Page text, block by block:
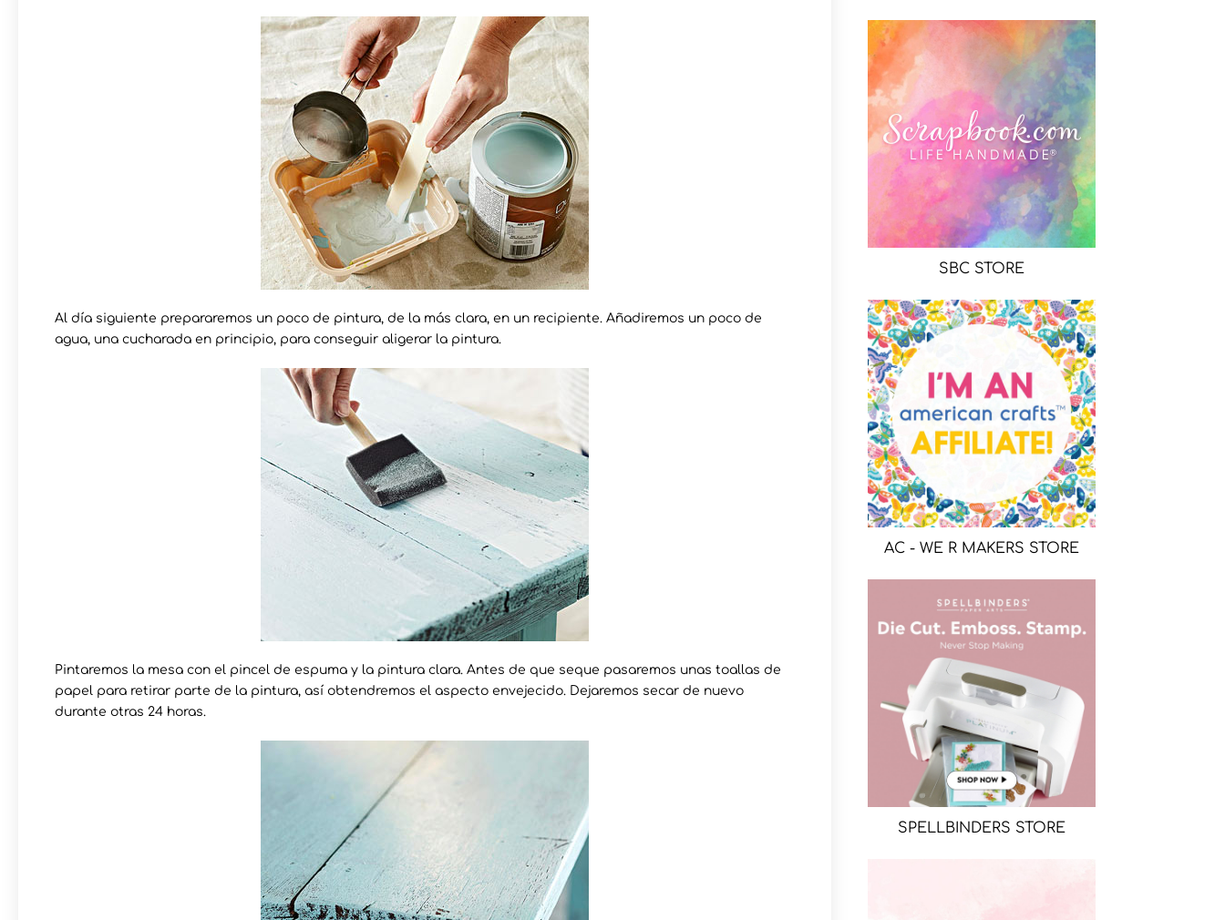
Al día siguiente prepararemos un poco de pintura, de la más clara, en un recipiente. Añadiremos un poco de
agua, una cucharada en principio, para conseguir aligerar la pintura.
Pintaremos la mesa con el pincel de espuma y la pintura clara. Antes de que seque pasaremos unas toallas de
papel para retirar parte de la pintura, así obtendremos el aspecto envejecido. Dejaremos secar de nuevo
durante otras 24 horas.
SBC STORE
AC - WE R MAKERS STORE
SPELLBINDERS STORE